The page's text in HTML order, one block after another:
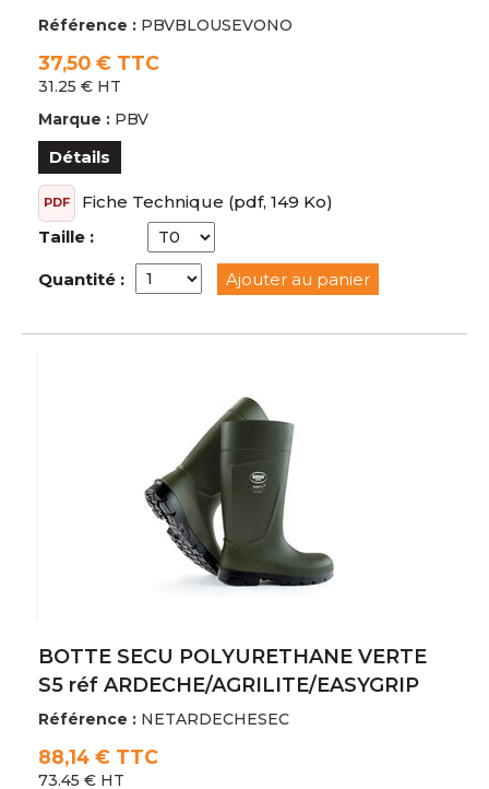
Référence : PBVBLOUSEVONO
37,50 € TTC
31.25 € HT
Marque : PBV
Détails
PDF Fiche Technique (pdf, 149 Ko)
Taille :
Quantité : Ajouter au panier
BOTTE SECU POLYURETHANE VERTE
S5 réf ARDECHE/AGRILITE/EASYGRIP
Référence : NETARDECHESEC
88,14 € TTC
73.45 € HT